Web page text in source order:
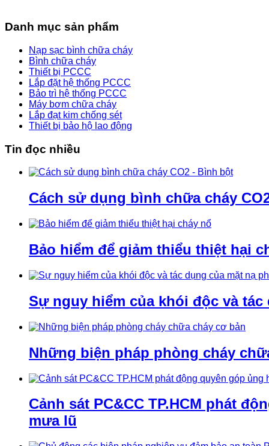
Danh mục sản phẩm
Nạp sạc bình chữa cháy
Bình chữa cháy
Thiết bị PCCC
Lắp đặt hệ thống PCCC
Bảo trì hệ thống PCCC
Máy bơm chữa cháy
Lắp đạt kim chống sét
Thiết bị bảo hộ lao động
Tin đọc nhiều
Cách sử dụng bình chữa cháy
Bảo hiểm để giảm thiểu thiệt hại
Sự nguy hiểm của khói độc và
Những biện pháp phòng cháy
Cảnh sát PC&CC TP.HCM phát
mưa lũ